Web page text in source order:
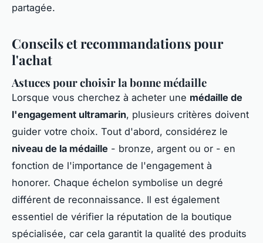
partagée.
Conseils et recommandations pour
l'achat
Astuces pour choisir la bonne médaille
Lorsque vous cherchez à acheter une médaille de
l'engagement ultramarin, plusieurs critères doivent
guider votre choix. Tout d'abord, considérez le
niveau de la médaille - bronze, argent ou or - en
fonction de l'importance de l'engagement à
honorer. Chaque échelon symbolise un degré
différent de reconnaissance. Il est également
essentiel de vérifier la réputation de la boutique
spécialisée, car cela garantit la qualité des produits